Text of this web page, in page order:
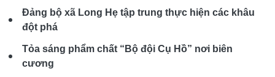
Đảng bộ xã Long Hẹ tập trung thực hiện các khâu
đột phá
Tỏa sáng phẩm chất “Bộ đội Cụ Hồ” nơi biên
cương